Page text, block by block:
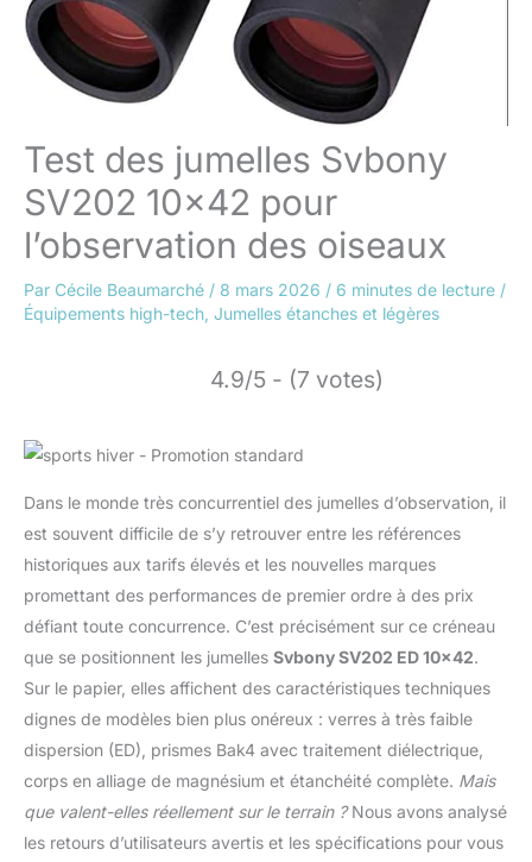
Test des jumelles Svbony
SV202 10×42 pour
l’observation des oiseaux
Par Cécile Beaumarché / 8 mars 2026 / 6 minutes de lecture /
Équipements high-tech Jumelles étanches et légères
4.9/5 - (7 votes)
Dans le monde très concurrentiel des jumelles d’observation, il
est souvent difficile de s’y retrouver entre les références
historiques aux tarifs élevés et les nouvelles marques
promettant des performances de premier ordre à des prix
défiant toute concurrence. C’est précisément sur ce créneau
que se positionnent les jumelles Svbony SV202 ED 10×42.
Sur le papier, elles affichent des caractéristiques techniques
dignes de modèles bien plus onéreux : verres à très faible
dispersion (ED), prismes Bak4 avec traitement diélectrique,
corps en alliage de magnésium et étanchéité complète. Mais
que valent-elles réellement sur le terrain ?Nous avons analysé
les retours d’utilisateurs avertis et les spécifications pour vous